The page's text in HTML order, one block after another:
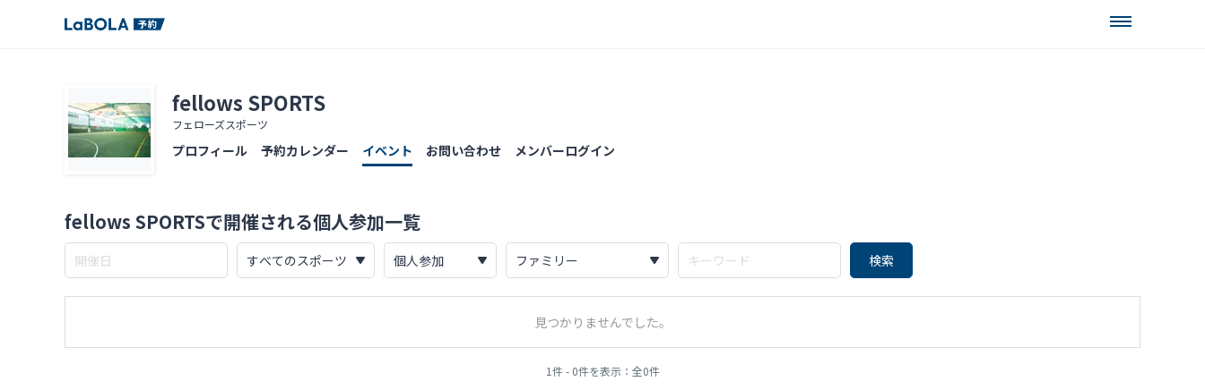
fellows SPORTS
フェローズスポーツ
プロフィール 予約カレンダー イベント お問い合わせ メンバーログイン
fellows SPORTSで開催される個人参加一覧
見つかりませんでした。
1件 - 0件を表示：全0件